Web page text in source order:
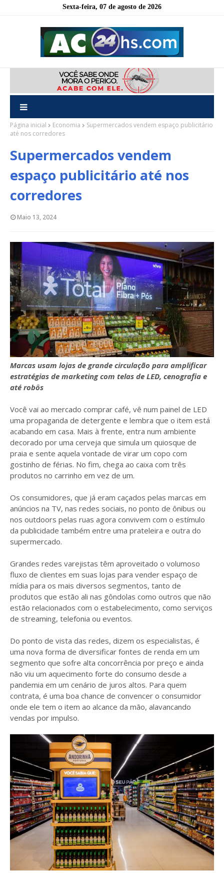
Sexta-feira, 07 de agosto de 2026
Página inicial Economia
Supermercados vendem espaço publicitário
até nos corredores
Supermercados vendem
espaço publicitário até nos
corredores
Maio 13, 2024
Marcas usam lojas de grande circulação para amplificar
estratégias de marketing com telas de LED, cenografia e
até robôs
Você vai ao mercado comprar café, vê num painel de LED
uma propaganda de detergente e lembra que o item está
acabando em casa. Mais à frente, entra num ambiente
decorado por uma cerveja que simula um quiosque de
praia e sente aquela vontade de virar um copo com
gostinho de férias. No fim, chega ao caixa com três
produtos no carrinho em vez de um.
Os consumidores, que já eram caçados pelas marcas em
anúncios na TV, nas redes sociais, no ponto de ônibus ou
nos outdoors pelas ruas agora convivem com o estímulo
da publicidade também entre uma prateleira e outra do
supermercado.
Grandes redes varejistas têm aproveitado o volumoso
fluxo de clientes em suas lojas para vender espaço de
mídia para os mais diversos segmentos, tanto de
produtos que estão ali nas gôndolas como outros que não
estão relacionados com o estabelecimento, como serviços
de streaming, telefonia ou eventos.
Do ponto de vista das redes, dizem os especialistas, é
uma nova forma de diversificar fontes de renda em um
segmento que sofre alta concorrência por preço e ainda
não viu um aquecimento forte do consumo desde a
pandemia em um cenário de juros altos. Para quem
contrata, é uma boa chance de convencer o consumidor
onde ele tem o item ao alcance da mão, alavancando
vendas por impulso.